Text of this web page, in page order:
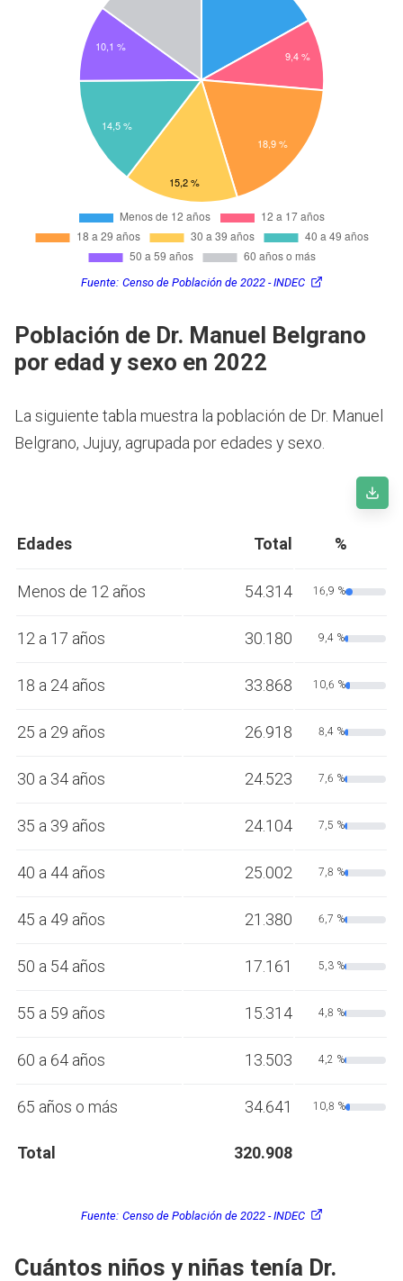
Fuente: Censo de Población de 2022 - INDEC
Población de Dr. Manuel Belgrano
por edad y sexo en 2022
La siguiente tabla muestra la población de Dr. Manuel
Belgrano, Jujuy, agrupada por edades y sexo.
Edades Total %
Menos de 12 años 54.314 16,9 %
12 a 17 años 30.180 9,4 %
18 a 24 años 33.868 10,6 %
25 a 29 años 26.918 8,4 %
30 a 34 años 24.523 7,6 %
35 a 39 años 24.104 7,5 %
40 a 44 años 25.002 7,8 %
45 a 49 años 21.380 6,7 %
50 a 54 años 17.161 5,3 %
55 a 59 años 15.314 4,8 %
60 a 64 años 13.503 4,2 %
65 años o más 34.641 10,8 %
Total 320.908
Fuente: Censo de Población de 2022 - INDEC
Cuántos niños y niñas tenía Dr.